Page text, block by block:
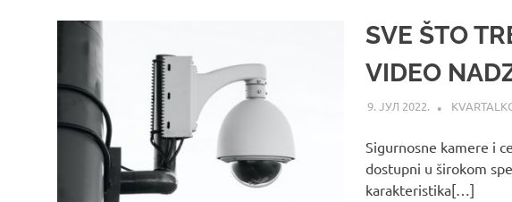
SVE ŠTO
VIDEO
9. ЈУЛ 2022.
Sigurnosne kamere i
dostupni u širokom
karakteristika[…]